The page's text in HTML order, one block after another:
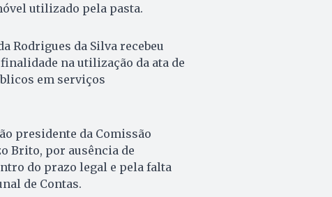
utilizado pela pasta.
Rodrigues da Silva recebeu
na utilização da ata de
em serviços
presidente da Comissão
Brito, por ausência de
do prazo legal e pela falta
de Contas.